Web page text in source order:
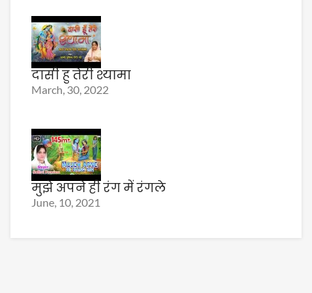
दासी हु तेरी श्यामा
March, 30, 2022
मुझे अपने ही रंग में रंगले
June, 10, 2021